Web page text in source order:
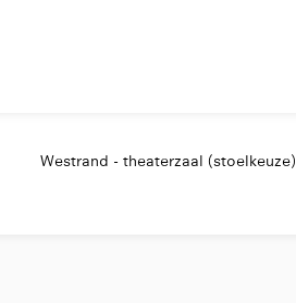
Westrand - theaterzaal (stoelkeuze)